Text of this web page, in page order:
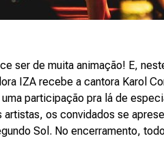
ser de muita animação! E,
IZA recebe a cantora Karol
participação pra lá de
os convidados se
Sol. No encerramento,